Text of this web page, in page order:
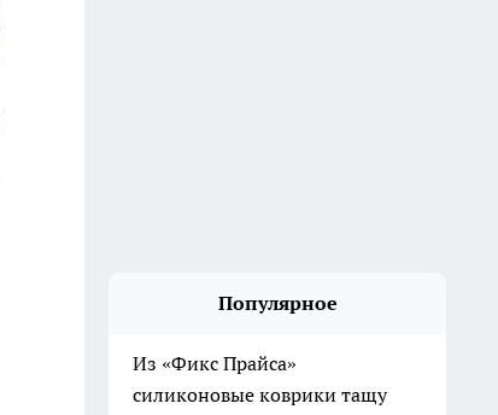
Популярное
Из «Фикс Прайса»
силиконовые коврики тащу